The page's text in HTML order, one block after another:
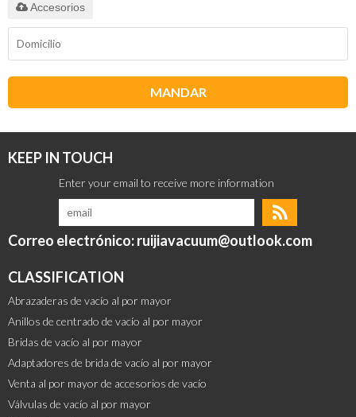
Accesorios
MANDAR
KEEP IN TOUCH
Correo electrónico: ruijiavacuum@outlook.com
CLASSIFICATION
Abrazaderas de vacío al por mayor
Anillos de centrado de vacío al por mayor
Bridas de vacío al por mayor
Adaptadores de brida de vacío al por mayor
Venta al por mayor de accesorios de vacío
Válvulas de vacío al por mayor